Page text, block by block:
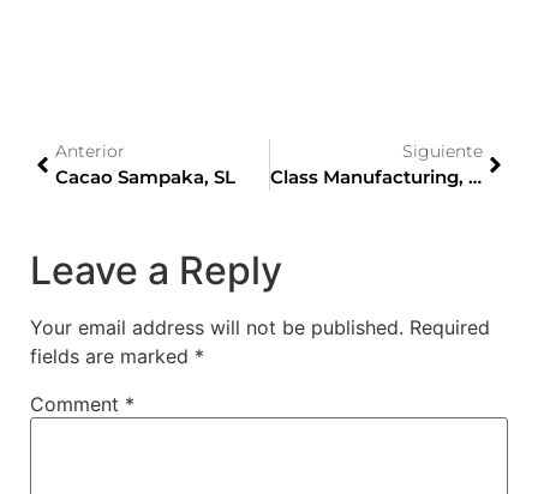
Anterior
Cacao Sampaka, SL
Siguiente
Class Manufacturing, S.A.
Leave a Reply
Your email address will not be published. Required
fields are marked *
Comment *